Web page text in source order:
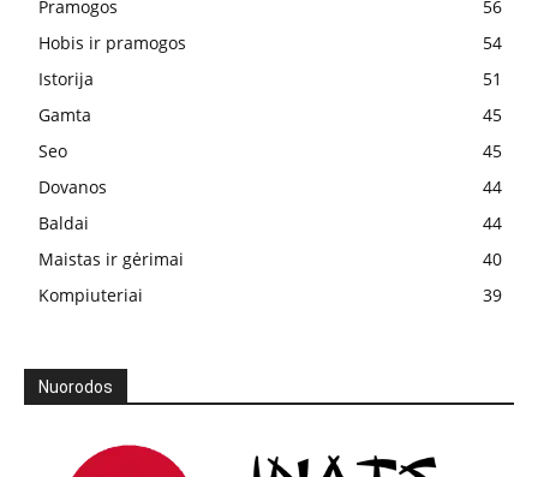
Pramogos
56
Hobis ir pramogos
54
Istorija
51
Gamta
45
Seo
45
Dovanos
44
Baldai
44
Maistas ir gėrimai
40
Kompiuteriai
39
Nuorodos